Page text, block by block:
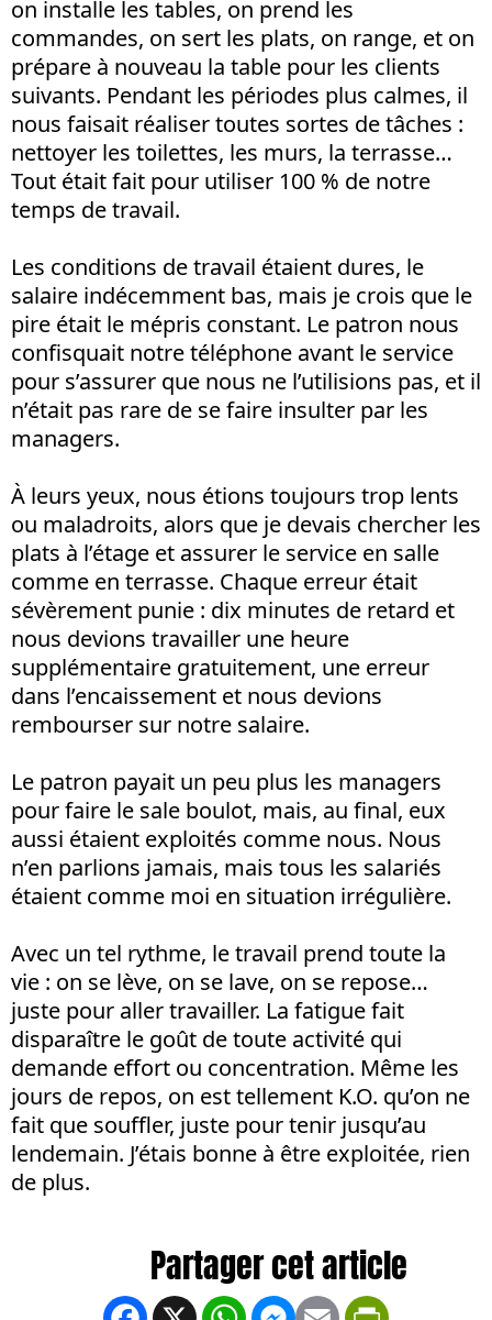
on installe les tables, on prend les
commandes, on sert les plats, on range, et on
prépare à nouveau la table pour les clients
suivants. Pendant les périodes plus calmes, il
nous faisait réaliser toutes sortes de tâches :
nettoyer les toilettes, les murs, la terrasse…
Tout était fait pour utiliser 100 % de notre
temps de travail.
Les conditions de travail étaient dures, le
salaire indécemment bas, mais je crois que le
pire était le mépris constant. Le patron nous
confisquait notre téléphone avant le service
pour s’assurer que nous ne l’utilisions pas, et il
n’était pas rare de se faire insulter par les
managers.
À leurs yeux, nous étions toujours trop lents
ou maladroits, alors que je devais chercher les
plats à l’étage et assurer le service en salle
comme en terrasse. Chaque erreur était
sévèrement punie : dix minutes de retard et
nous devions travailler une heure
supplémentaire gratuitement, une erreur
dans l’encaissement et nous devions
rembourser sur notre salaire.
Le patron payait un peu plus les managers
pour faire le sale boulot, mais, au final, eux
aussi étaient exploités comme nous. Nous
n’en parlions jamais, mais tous les salariés
étaient comme moi en situation irrégulière.
Avec un tel rythme, le travail prend toute la
vie : on se lève, on se lave, on se repose…
juste pour aller travailler. La fatigue fait
disparaître le goût de toute activité qui
demande effort ou concentration. Même les
jours de repos, on est tellement K.O. qu’on ne
fait que souffler, juste pour tenir jusqu’au
lendemain. J’étais bonne à être exploitée, rien
de plus.